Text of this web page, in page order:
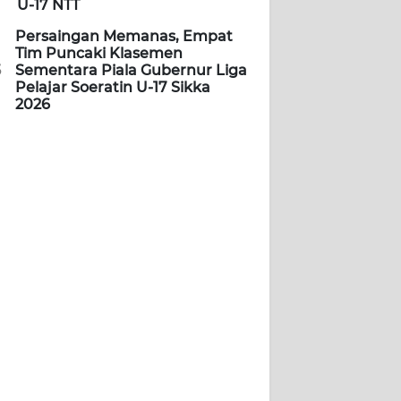
U-17 NTT
Persaingan Memanas, Empat
Tim Puncaki Klasemen
Sementara Piala Gubernur Liga
Pelajar Soeratin U-17 Sikka
2026